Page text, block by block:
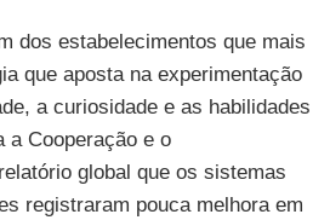
dos estabelecimentos que mais
que aposta na experimentação
a curiosidade e as habilidades
a Cooperação e o
global que os sistemas
registraram pouca melhora em